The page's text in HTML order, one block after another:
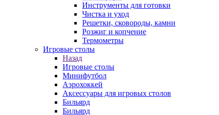
Инструменты для готовки
Чистка и уход
Решетки, сковороды, камни
Розжиг и копчение
Термометры
Игровые столы
Назад
Игровые столы
Минифутбол
Аэрохоккей
Аксессуары для игровых столов
Бильяpд
Бильяpд